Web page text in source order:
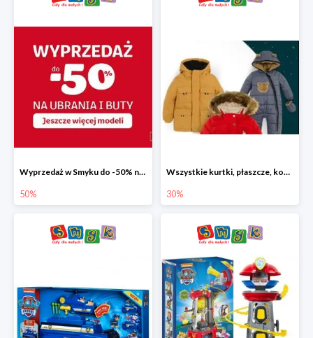
Wyprzedaż w Smyku do -50% na ubrania i buty
50%
Wszystkie kurtki, płaszcze, kombinezony i spodnie narciarskie -30%
30%